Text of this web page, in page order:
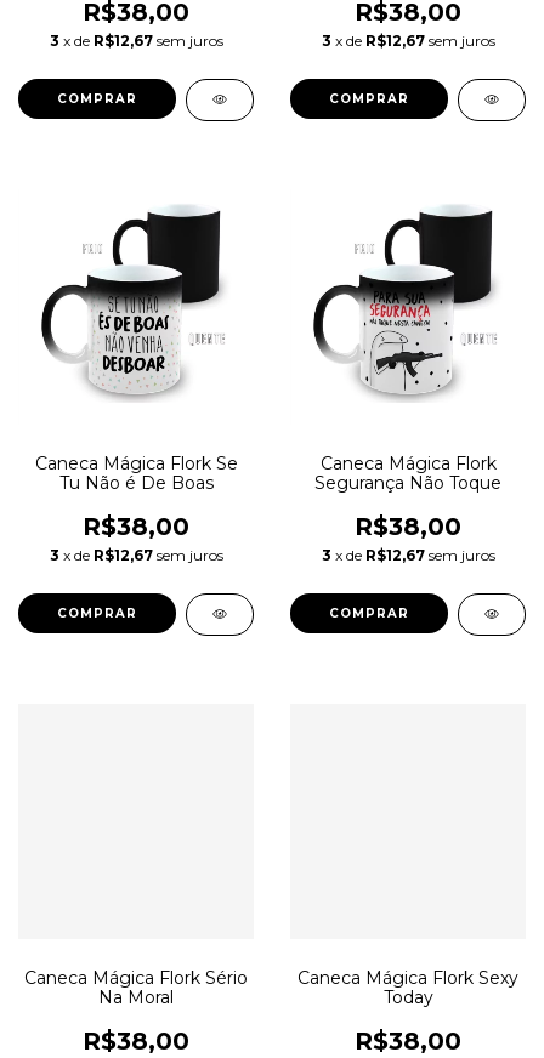
R$38,00
3 x de R$12,67 sem juros
R$38,00
3 x de R$12,67 sem juros
Caneca Mágica Flork Se
Tu Não é De Boas
R$38,00
3 x de R$12,67 sem juros
Caneca Mágica Flork
Segurança Não Toque
R$38,00
3 x de R$12,67 sem juros
Caneca Mágica Flork Sério
Na Moral
R$38,00
Caneca Mágica Flork Sexy
Today
R$38,00